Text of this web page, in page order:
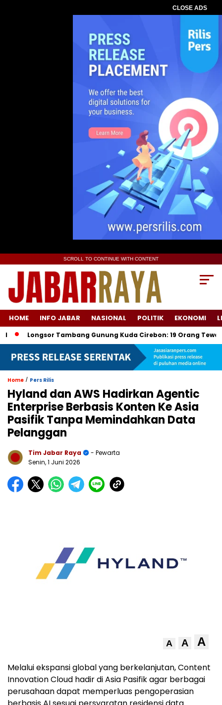
CLOSE ADS
SCROLL TO CONTINUE WITH CONTENT
HOME INFO JABAR NASIONAL POLITIK EKONOMI
Tambang Gunung Kuda Cirebon: 19 Orang Tewas, Dua
Home / Pers Rilis
Hyland dan AWS Hadirkan Agentic
Enterprise Berbasis Konten Ke Asia
Pasifik Tanpa Memindahkan Data
Pelanggan
Tim Jabar Raya
- Pewarta
Senin, 1 Juni 2026
A A A
Melalui ekspansi global yang berkelanjutan, Content
Innovation Cloud hadir di Asia Pasifik agar berbagai
perusahaan dapat memperluas pengoperasian